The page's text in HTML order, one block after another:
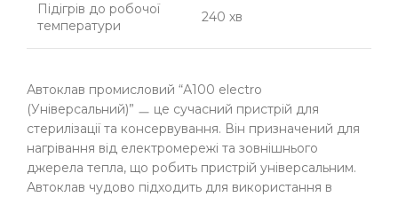
Підігрів до робочої
температури
240 хв
Автоклав промисловий “А100 electro
(Універсальний)” ㅡ це сучасний пристрій для
стерилізації та консервування. Він призначений для
нагрівання від електромережі та зовнішнього
джерела тепла, що робить пристрій універсальним.
Автоклав чудово підходить для використання в